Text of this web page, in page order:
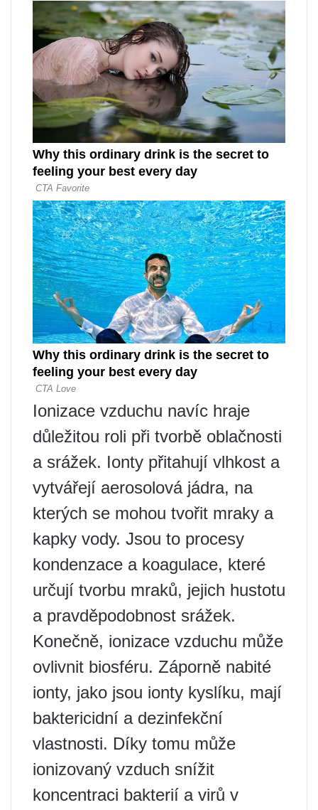
Ionizace vzduchu navíc hraje
důležitou roli při tvorbě oblačnosti
a srážek. Ionty přitahují vlhkost a
vytvářejí aerosolová jádra, na
kterých se mohou tvořit mraky a
kapky vody. Jsou to procesy
kondenzace a koagulace, které
určují tvorbu mraků, jejich hustotu
a pravděpodobnost srážek.
Konečně, ionizace vzduchu může
ovlivnit biosféru. Záporně nabité
ionty, jako jsou ionty kyslíku, mají
baktericidní a dezinfekční
vlastnosti. Díky tomu může
ionizovaný vzduch snížit
koncentraci bakterií a virů v